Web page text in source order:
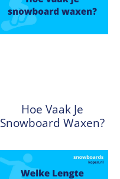
Hoe Vaak Je
Snowboard Waxen?